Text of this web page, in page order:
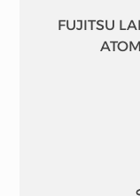
FUJITSU